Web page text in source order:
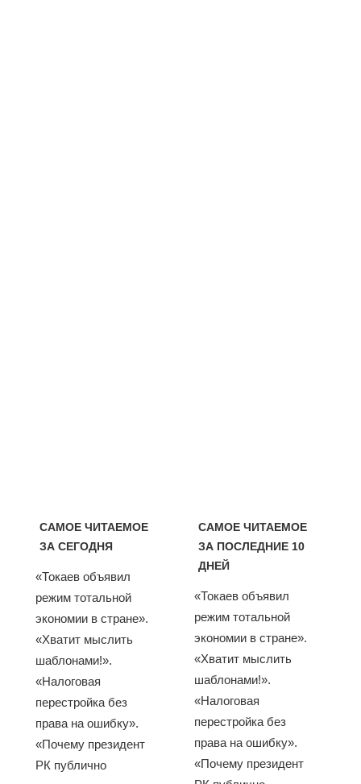
САМОЕ ЧИТАЕМОЕ
ЗА СЕГОДНЯ
«Токаев объявил
режим тотальной
экономии в стране».
«Хватит мыслить
шаблонами!».
«Налоговая
перестройка без
права на ошибку».
«Почему президент
РК публично
САМОЕ ЧИТАЕМОЕ
ЗА ПОСЛЕДНИЕ 10
ДНЕЙ
«Токаев объявил
режим тотальной
экономии в стране».
«Хватит мыслить
шаблонами!».
«Налоговая
перестройка без
права на ошибку».
«Почему президент